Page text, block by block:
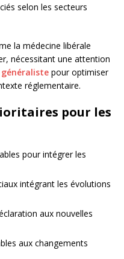
selon les secteurs
la médecine libérale
nécessitant une attention
pour optimiser
réglementaire.
pour les
pour intégrer les
intégrant les évolutions
aux nouvelles
aux changements